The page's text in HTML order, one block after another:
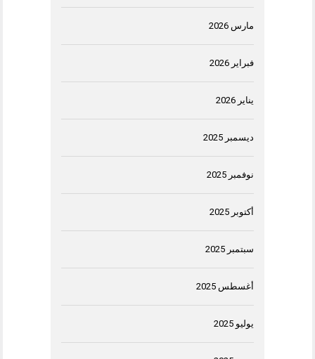
مارس 2026
فبراير 2026
يناير 2026
ديسمبر 2025
نوفمبر 2025
أكتوبر 2025
سبتمبر 2025
أغسطس 2025
يوليو 2025